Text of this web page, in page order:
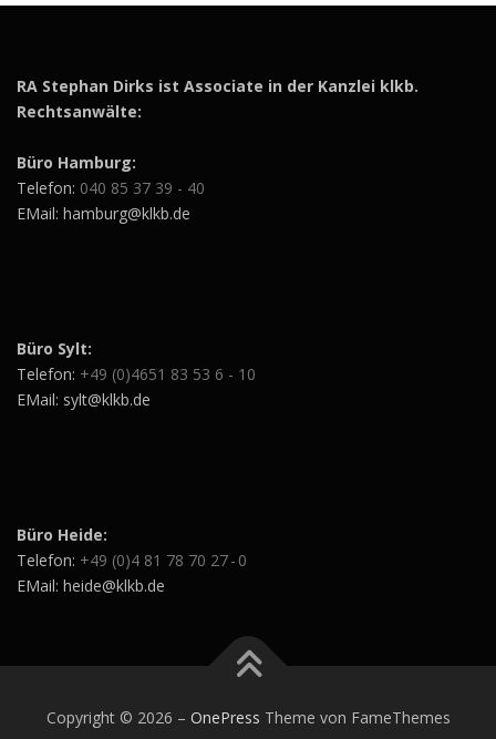
RA Stephan Dirks ist Associate in der Kanzlei klkb.
Rechtsanwälte:
Büro Hamburg:
Telefon: 040 85 37 39 - 40
EMail: hamburg@klkb.de
Büro Sylt:
Telefon: +49 (0)4651 83 53 6 - 10
EMail: sylt@klkb.de
Büro Heide:
Telefon: +49 (0)4 81 78 70 27 - 0
EMail: heide@klkb.de
Copyright © 2026 – OnePress Theme von FameThemes